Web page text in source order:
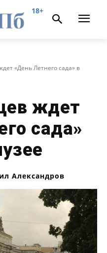
18+
«День Летнего сада» в
ждет
сада»
Александров